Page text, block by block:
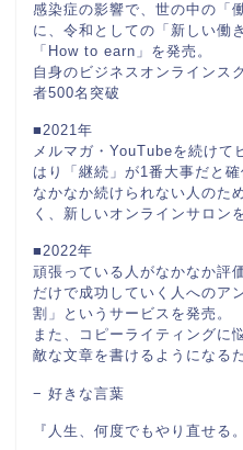
感染症の影響で、世の中の「
に、令和としての「新しい働
「How to earn」を発売。
自身のビジネスオンラインス
者500名突破
■2021年
メルマガ・YouTubeを続けて
はり「継続」が1番大事だと確
なかなか続けられない人のた
く、新しいオンラインサロン
■2022年
頑張っている人がなかなか評
だけで成功していく人へのア
割」というサービスを発売。
また、コピーライティングに
敵な文章を書けるようになる
− 好きな言葉
『人生、何度でもやり直せる